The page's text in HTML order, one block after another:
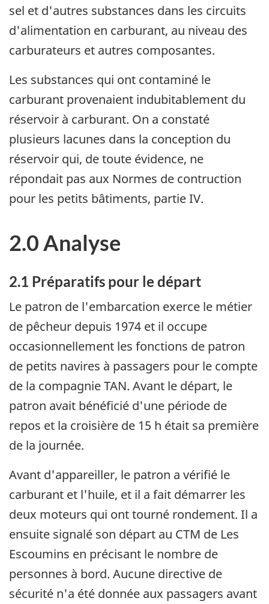
sel et d'autres substances dans les circuits
d'alimentation en carburant, au niveau des
carburateurs et autres composantes.
Les substances qui ont contaminé le
carburant provenaient indubitablement du
réservoir à carburant. On a constaté
plusieurs lacunes dans la conception du
réservoir qui, de toute évidence, ne
répondait pas aux Normes de contruction
pour les petits bâtiments, partie IV.
2.0 Analyse
2.1 Préparatifs pour le départ
Le patron de l'embarcation exerce le métier
de pêcheur depuis 1974 et il occupe
occasionnellement les fonctions de patron
de petits navires à passagers pour le compte
de la compagnie TAN. Avant le départ, le
patron avait bénéficié d'une période de
repos et la croisière de 15 h était sa première
de la journée.
Avant d'appareiller, le patron a vérifié le
carburant et l'huile, et il a fait démarrer les
deux moteurs qui ont tourné rondement. Il a
ensuite signalé son départ au CTM de Les
Escoumins en précisant le nombre de
personnes à bord. Aucune directive de
sécurité n'a été donnée aux passagers avant